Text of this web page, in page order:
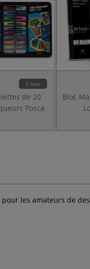
3 sets
de 20
Posca
Bloc
les amateurs de